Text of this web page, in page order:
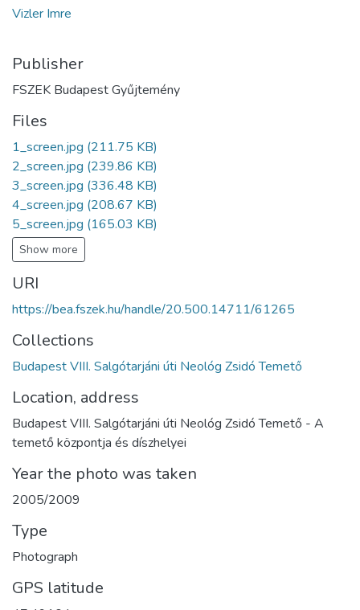
Vizler Imre
Publisher
FSZEK Budapest Gyűjtemény
Files
1_screen.jpg (211.75 KB)
2_screen.jpg (239.86 KB)
3_screen.jpg (336.48 KB)
4_screen.jpg (208.67 KB)
5_screen.jpg (165.03 KB)
Show more
URI
https://bea.fszek.hu/handle/20.500.14711/61265
Collections
Budapest VIII. Salgótarjáni úti Neológ Zsidó Temető
Location, address
Budapest VIII. Salgótarjáni úti Neológ Zsidó Temető - A
temető központja és díszhelyei
Year the photo was taken
2005/2009
Type
Photograph
GPS latitude